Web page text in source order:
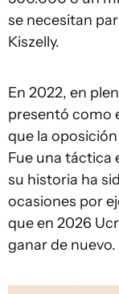
se necesitan
Kiszelly.
En 2022, en
presentó como
que la
Fue una táctica
su historia ha
ocasiones por
que en 2026
ganar de nuevo.